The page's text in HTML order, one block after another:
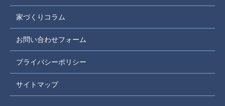
家づくりコラム
お問い合わせフォーム
プライバシーポリシー
サイトマップ